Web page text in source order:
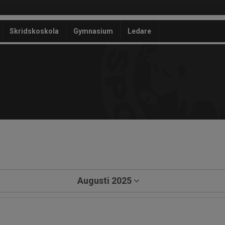
Skridskoskola Gymnasium Ledare
Augusti 2025